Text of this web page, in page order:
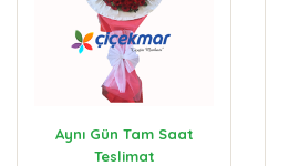
Aynı Gün Tam Saat
Teslimat